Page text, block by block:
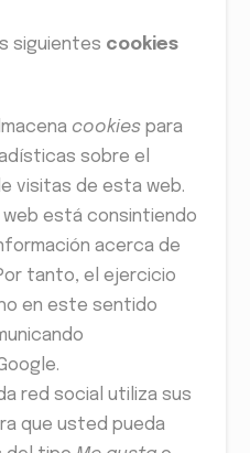
siguientes cookies
cookiespara
sobre el
visitas de esta web.
está consintiendo
acerca de
tanto, el ejercicio
en este sentido
red social utiliza sus
que usted pueda